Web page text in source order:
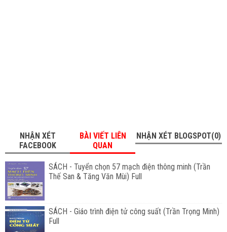
NHẬN XÉT
FACEBOOK
BÀI VIẾT LIÊN
QUAN
NHẬN XÉT BLOGSPOT(0)
SÁCH - Tuyển chọn 57 mạch điện thông minh (Trần
Thế San & Tăng Văn Mùi) Full
SÁCH - Giáo trình điện tử công suất (Trần Trọng Minh)
Full